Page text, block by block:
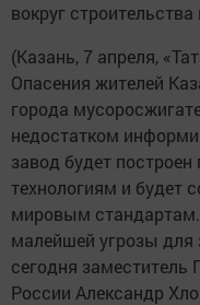
вокруг
(Казань, 7 апреля,
Опасения жителей
города
недостатком
завод будет
технологиям и будет
мировым стандартам.
малейшей угрозы для
сегодня заместитель
России Александр